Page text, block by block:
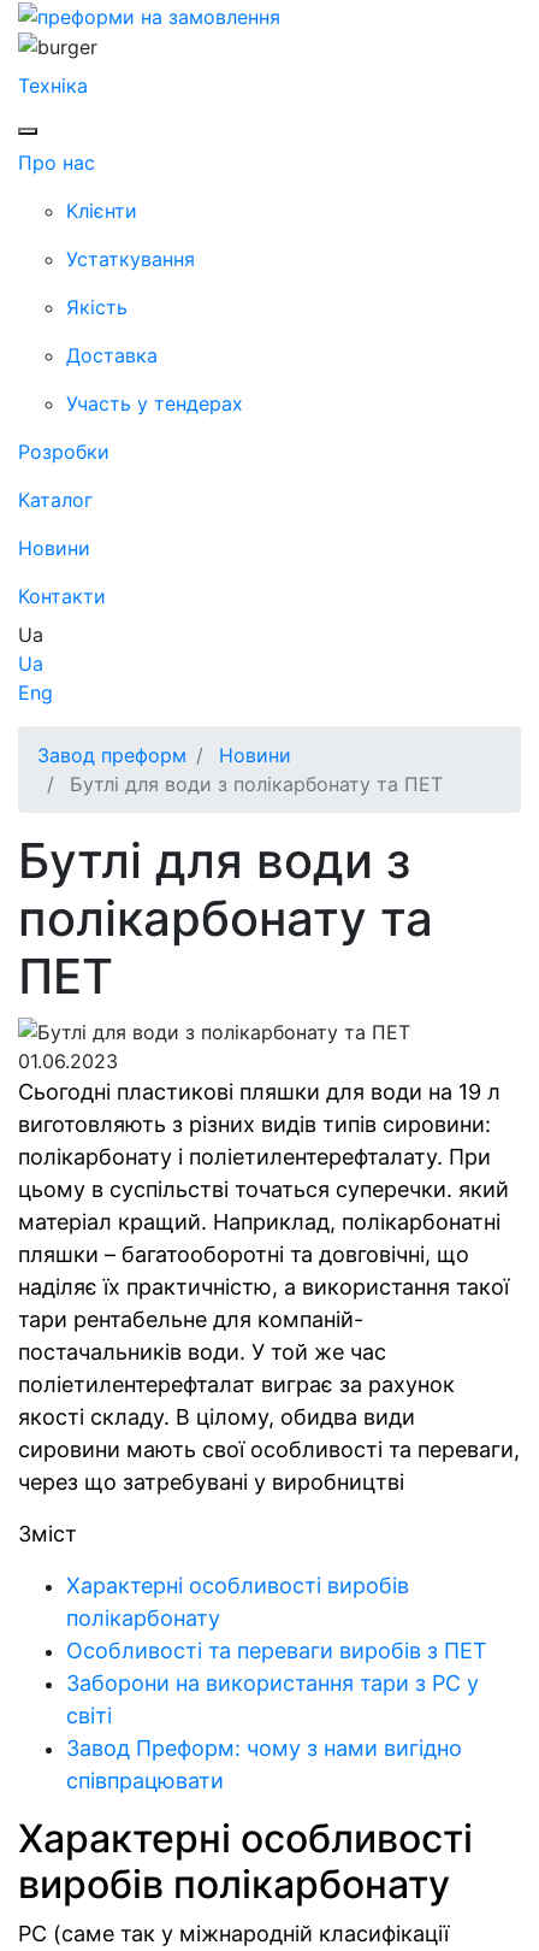
Техніка
Про нас
Клієнти
Устаткування
Якість
Доставка
Участь у тендерах
Розробки
Каталог
Новини
Контакти
Ua
Ua
Eng
Завод преформ
Новини
Бутлі для води з полікарбонату та ПЕТ
Бутлі для води з
полікарбонату та
ПЕТ
01.06.2023
Сьогодні пластикові пляшки для води на 19 л
виготовляють з різних видів типів сировини:
полікарбонату і поліетилентерефталату. При
цьому в суспільстві точаться суперечки. який
матеріал кращий. Наприклад, полікарбонатні
пляшки – багатооборотні та довговічні, що
наділяє їх практичністю, а використання такої
тари рентабельне для компаній-
постачальників води. У той же час
поліетилентерефталат виграє за рахунок
якості складу. В цілому, обидва види
сировини мають свої особливості та переваги,
через що затребувані у виробництві
Зміст
Характерні особливості виробів
полікарбонату
Особливості та переваги виробів з ПЕТ
Заборони на використання тари з РС у
світі
Завод Преформ: чому з нами вигідно
співпрацювати
Характерні особливості
виробів полікарбонату
РС (саме так у міжнародній класифікації